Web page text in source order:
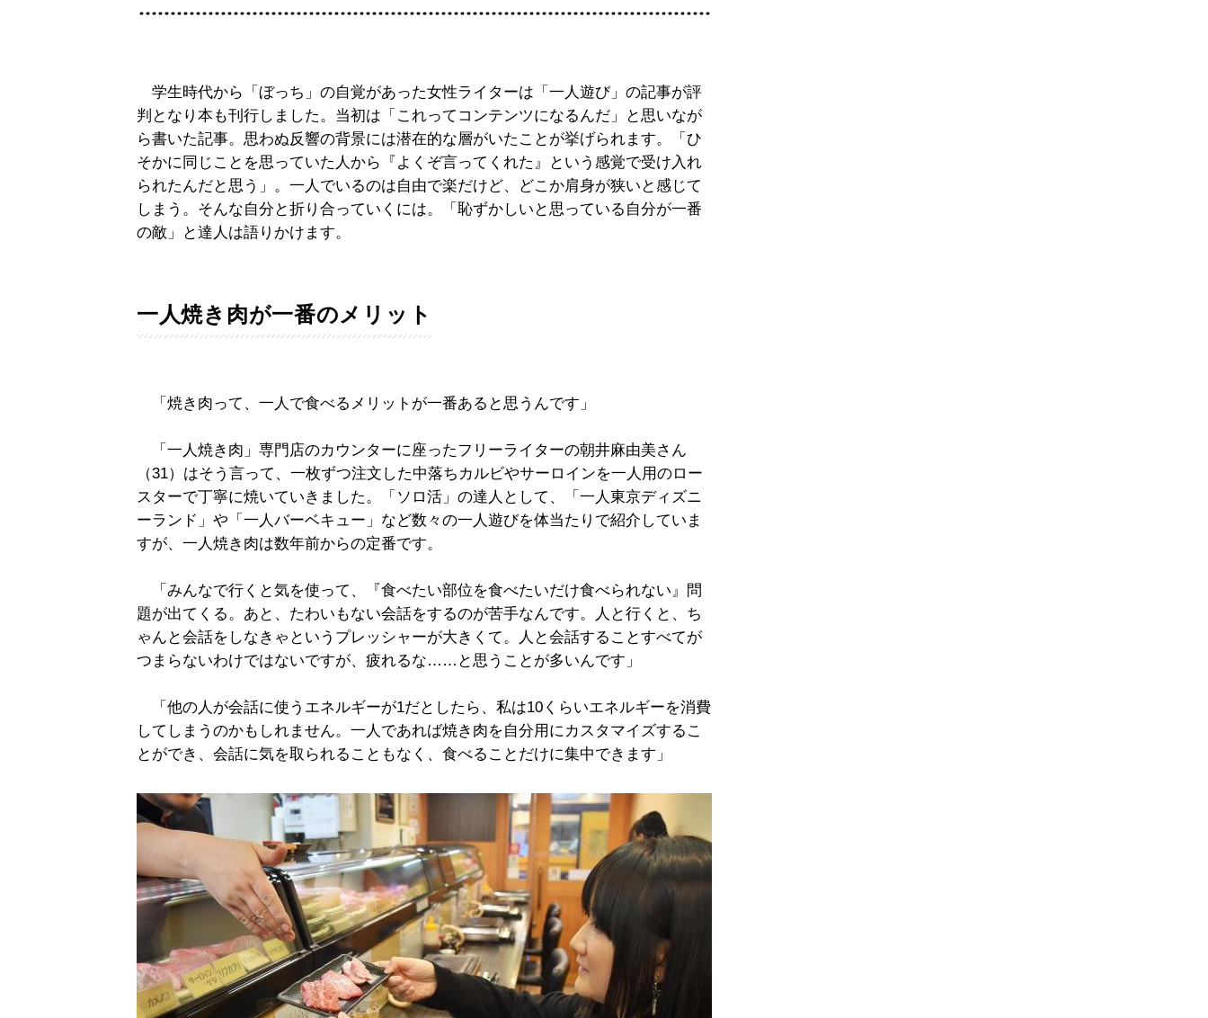
学生時代から「ぼっち」の自覚があった女性ライターは「一人遊び」の記事が評
判となり本も刊行しました。当初は「これってコンテンツになるんだ」と思いなが
ら書いた記事。思わぬ反響の背景には潜在的な層がいたことが挙げられます。「ひ
そかに同じことを思っていた人から『よくぞ言ってくれた』という感覚で受け入れ
られたんだと思う」。一人でいるのは自由で楽だけど、どこか肩身が狭いと感じて
しまう。そんな自分と折り合っていくには。「恥ずかしいと思っている自分が一番
の敵」と達人は語りかけます。
一人焼き肉が一番のメリット
「焼き肉って、一人で食べるメリットが一番あると思うんです」
「一人焼き肉」専門店のカウンターに座ったフリーライターの朝井麻由美さん
（31）はそう言って、一枚ずつ注文した中落ちカルビやサーロインを一人用のロー
スターで丁寧に焼いていきました。「ソロ活」の達人として、「一人東京ディズニ
ーランド」や「一人バーベキュー」など数々の一人遊びを体当たりで紹介していま
すが、一人焼き肉は数年前からの定番です。
「みんなで行くと気を使って、『食べたい部位を食べたいだけ食べられない』問
題が出てくる。あと、たわいもない会話をするのが苦手なんです。人と行くと、ち
ゃんと会話をしなきゃというプレッシャーが大きくて。人と会話することすべてが
つまらないわけではないですが、疲れるな……と思うことが多いんです」
「他の人が会話に使うエネルギーが1だとしたら、私は10くらいエネルギーを消費
してしまうのかもしれません。一人であれば焼き肉を自分用にカスタマイズするこ
とができ、会話に気を取られることもなく、食べることだけに集中できます」